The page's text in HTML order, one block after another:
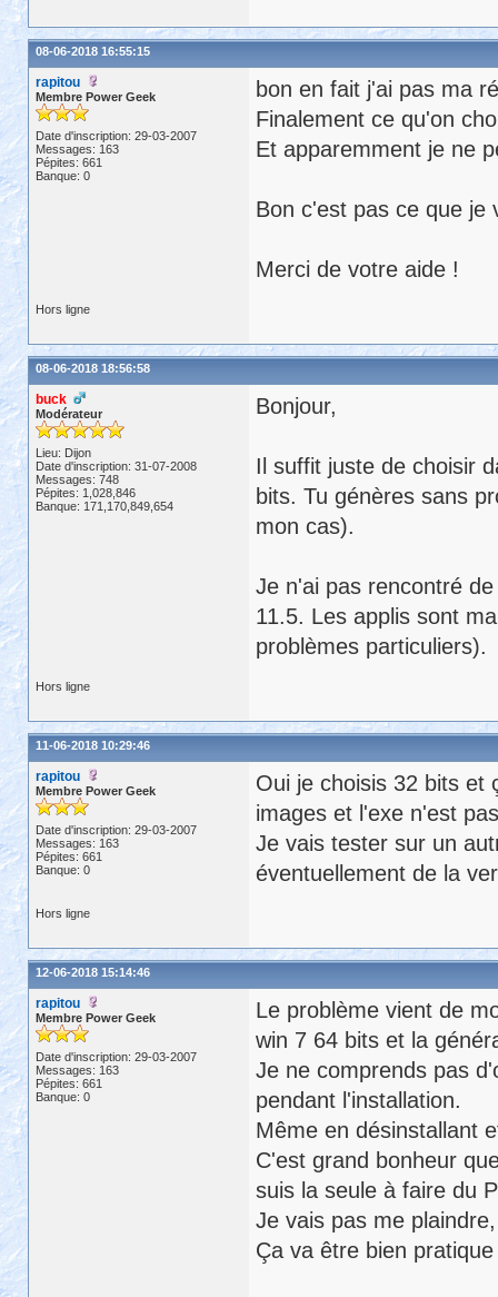
08-06-2018 16:55:15
rapitou
Membre Power Geek
Date d'inscription: 29-03-2007
Messages: 163
Pépites: 661
Banque: 0
bon en fait j'ai pas ma
Finalement ce qu'on
Et apparemment je ne
Bon c'est pas ce que je
Merci de votre aide !
Hors ligne
08-06-2018 18:56:58
buck
Modérateur
Lieu: Dijon
Date d'inscription: 31-07-2008
Messages: 748
Pépites: 1,028,846
Banque: 171,170,849,654
Bonjour,
Il suffit juste de choisir
bits. Tu génères sans
mon cas).
Je n'ai pas rencontré
11.5. Les applis sont
problèmes particuliers).
Hors ligne
11-06-2018 10:29:46
rapitou
Membre Power Geek
Date d'inscription: 29-03-2007
Messages: 163
Pépites: 661
Banque: 0
Oui je choisis 32 bits et
images et l'exe n'est
Je vais tester sur un
éventuellement de la
Hors ligne
12-06-2018 15:14:46
rapitou
Membre Power Geek
Date d'inscription: 29-03-2007
Messages: 163
Pépites: 661
Banque: 0
Le problème vient de
win 7 64 bits et la
Je ne comprends pas
pendant l'installation.
Même en désinstallant
C'est grand bonheur
suis la seule à faire du
Je vais pas me
Ça va être bien